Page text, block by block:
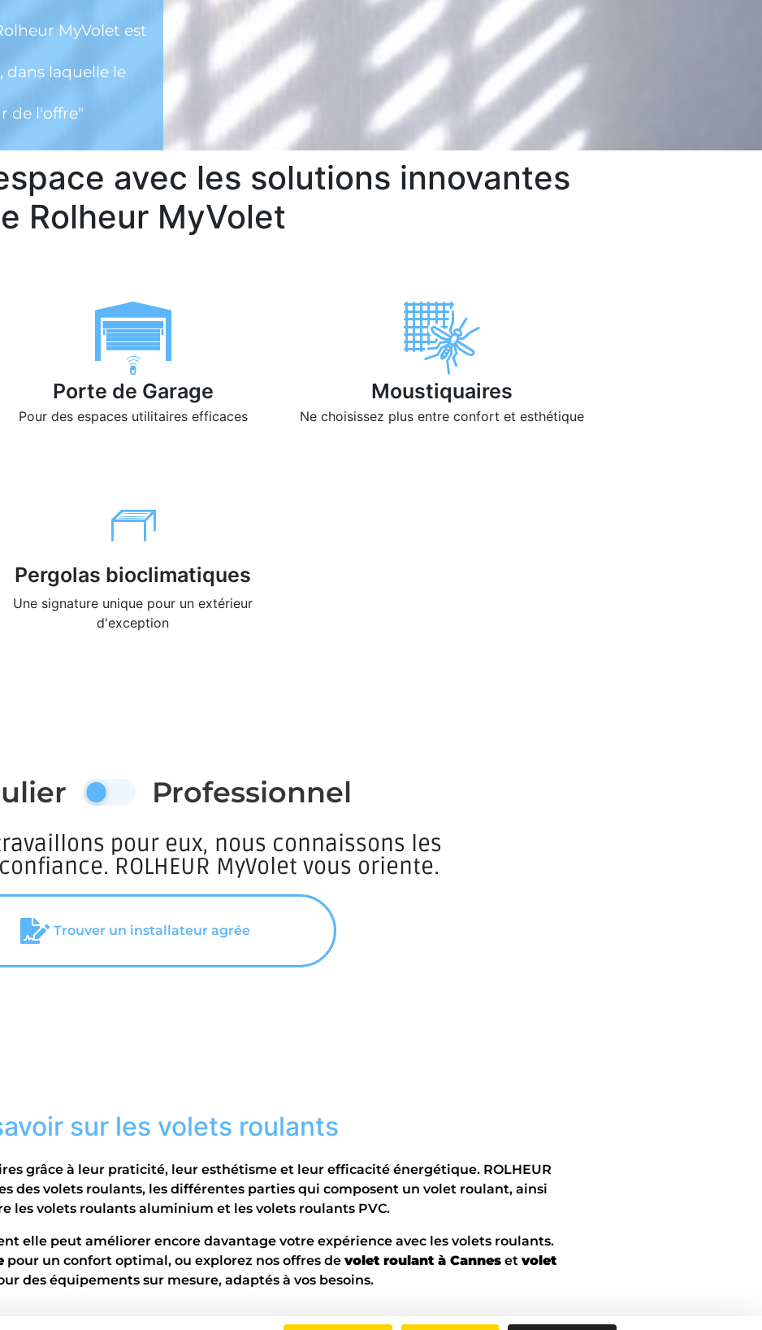
MyVolet est
dans laquelle le
de l'offre"
avec les solutions innovantes
Rolheur MyVolet
Porte de Garage
Pour des espaces utilitaires efficaces
Moustiquaires
Ne choisissez plus entre confort et esthétique
Pergolas bioclimatiques
Une signature unique pour un extérieur
d'exception
Professionnel
pour eux, nous connaissons les
ROLHEUR MyVolet vous oriente.
Trouver un installateur agrée
sur les volets roulants
grâce à leur praticité, leur esthétisme et leur efficacité énergétique. ROLHEUR
des volets roulants, les différentes parties qui composent un volet roulant, ainsi
les volets roulants aluminium et les volets roulants PVC.
elle peut améliorer encore davantage votre expérience avec les volets roulants.
pour un confort optimal, ou explorez nos offres devolet roulant à Cannes etvolet
des équipements sur mesure, adaptés à vos besoins.